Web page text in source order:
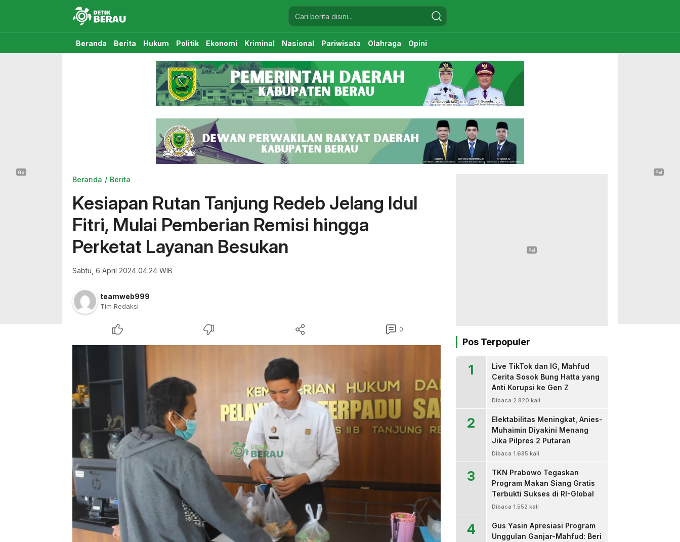
Detikberau.com
Media Diskusi Rakyat
Beranda Berita Hukum Politik Ekonomi Kriminal Nasional Pariwisata Olahraga Opini
Beranda Berita
Kesiapan Rutan Tanjung Redeb Jelang Idul
Fitri, Mulai Pemberian Remisi hingga
Perketat Layanan Besukan
Sabtu, 6 April 2024 04:24 WIB
teamweb999
Tim Redaksi
0
Pos Terpopuler
1
Live TikTok dan IG, Mahfud
Cerita Sosok Bung Hatta yang
Anti Korupsi ke Gen Z
Dibaca 2.820 kali
2
Elektabilitas Meningkat, Anies-
Muhaimin Diyakini Menang
Jika Pilpres 2 Putaran
Dibaca 1.685 kali
3
TKN Prabowo Tegaskan
Program Makan Siang Gratis
Terbukti Sukses di RI-Global
Dibaca 1.552 kali
4
Gus Yasin Apresiasi Program
Unggulan Ganjar-Mahfud: Beri